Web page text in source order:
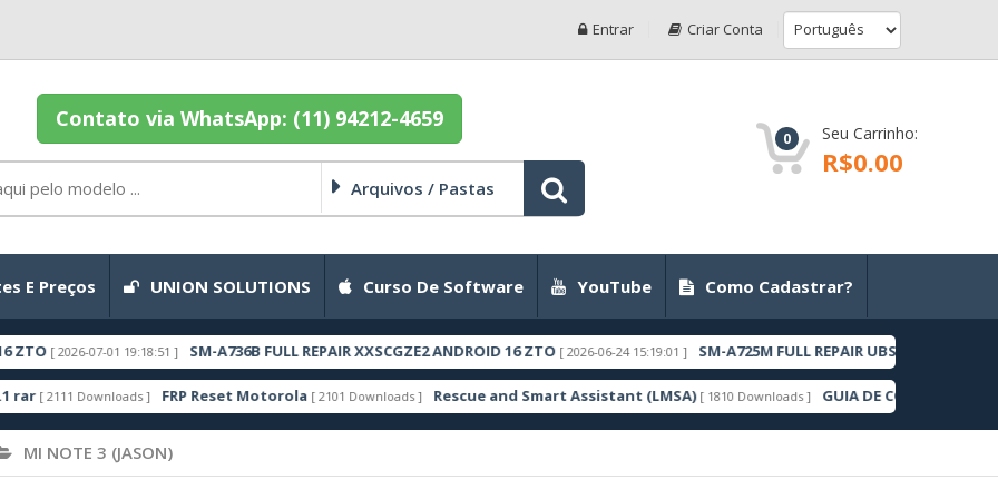
Entrar Criar Conta
Contato via WhatsApp: (11) 94212-4659
Arquivos / Pastas
0 Seu Carrinho:
R$0.00
E Preços UNION SOLUTIONS Curso De Software YouTube Como Cadastrar?
[ 2026-07-01 19:18:51 ] SM-A736B FULL REPAIR XXSCGZE2 ANDROID 16 ZTO [ 2026-06-24 15:19:01 ] SM-A725M FULL REPAIR UBSBFYC1 ANDROID
[ 2111 Downloads ] FRP Reset Motorola [ 2101 Downloads ] Rescue and Smart Assistant (LMSA) [ 1810 Downloads ] GUIA DE COMO
MI NOTE 3 (JASON)